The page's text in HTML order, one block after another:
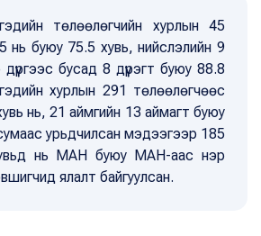
төлөөлөгчийн хурлын 45
нь буюу 75.5 хувь, нийслэлийн 9
дүүргээс бусад 8 дүүрэгт буюу 88.8
хурлын 291 төлөөлөгчөөс
нь, 21 аймгийн 13 аймагт буюу
урьдчилсан мэдээгээр 185
нь МАН буюу МАН-аас нэр
ялалт байгуулсан.